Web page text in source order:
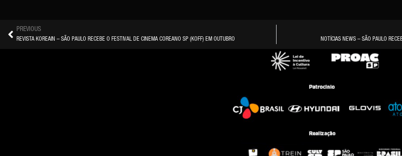
PREVIOUS
REVISTA KOREAIN – SÃO PAULO RECEBE O FESTIVAL DE CINEMA COREANO SP (KOFF) EM OUTUBRO NOTÍCIAS NEWS – SÃO PAULO